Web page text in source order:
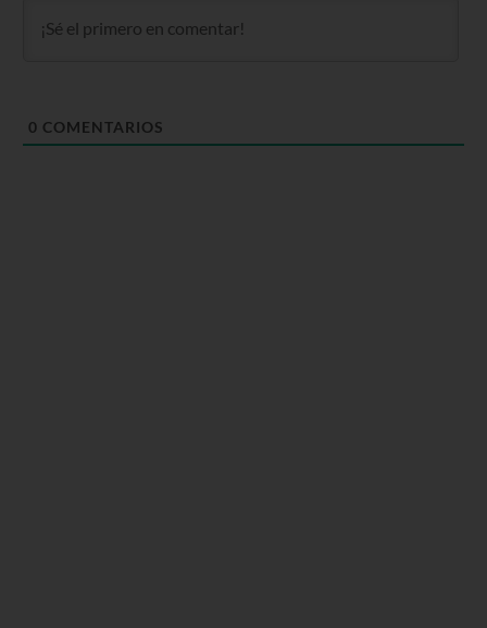
0 COMENTARIOS